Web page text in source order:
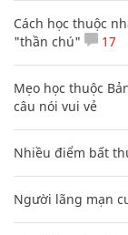
Cách học thuộc
"thần chú"
17
Mẹo học thuộc
câu nói vui vẻ
Nhiều điểm bất
Người lãng mạn